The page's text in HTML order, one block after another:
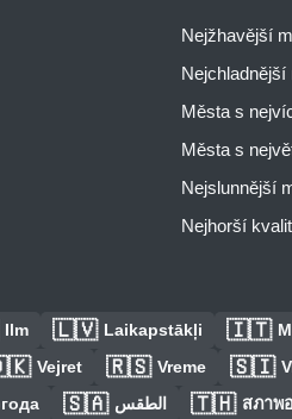
Nejžhavější
Města s
Města s
Nejslunnější
Nejhorší
Ilm 🇱🇻 Laikapstākļi 🇮🇹
Vejret 🇷🇸 Vreme 🇸🇮
🇸🇦 الطقس 🇹🇭 สภาพ